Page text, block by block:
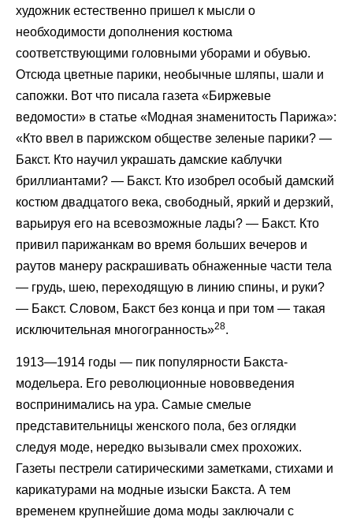
художник естественно пришел к мысли о
необходимости дополнения костюма
соответствующими головными уборами и обувью.
Отсюда цветные парики, необычные шляпы, шали и
сапожки. Вот что писала газета «Биржевые
ведомости» в статье «Модная знаменитость Парижа»:
«Кто ввел в парижском обществе зеленые парики? —
Бакст. Кто научил украшать дамские каблучки
бриллиантами? — Бакст. Кто изобрел особый дамский
костюм двадцатого века, свободный, яркий и дерзкий,
варьируя его на всевозможные лады? — Бакст. Кто
привил парижанкам во время больших вечеров и
раутов манеру раскрашивать обнаженные части тела
— грудь, шею, переходящую в линию спины, и руки?
— Бакст. Словом, Бакст без конца и при том — такая
исключительная многогранность»28.
1913—1914 годы — пик популярности Бакста-
модельера. Его революционные нововведения
воспринимались на ура. Самые смелые
представительницы женского пола, без оглядки
следуя моде, нередко вызывали смех прохожих.
Газеты пестрели сатирическими заметками, стихами и
карикатурами на модные изыски Бакста. А тем
временем крупнейшие дома моды заключали с